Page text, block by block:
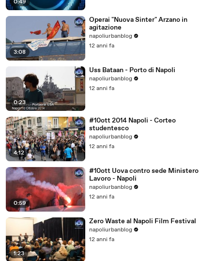
0:49
3:08
Operai "Nuova Sinter" Arzano in
agitazione
napoliurbanblog
12 anni fa
0:23
Uss Bataan - Porto di Napoli
napoliurbanblog
12 anni fa
4:12
#10ott 2014 Napoli - Corteo
studentesco
napoliurbanblog
12 anni fa
0:59
#10ott Uova contro sede Ministero
Lavoro - Napoli
napoliurbanblog
12 anni fa
1:23
Zero Waste al Napoli Film Festival
napoliurbanblog
12 anni fa